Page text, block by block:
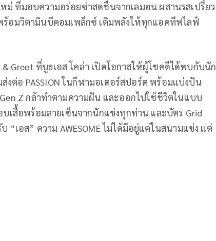
ม่ ที่มอบความอร่อยซ่าสดชื่นจากเลมอน ผสานรสเปรี้ยว
ร้อมวิตามินบีคอมเพล็กซ์ เติมพลังให้ทุกแอคทีฟไลฟ์
& Greet ที่บูธเอส โคล่า เปิดโอกาสให้ผู้โชคดีได้พบกับนัก
งต่อ PASSIONในกีฬามอเตอร์สปอร์ต พร้อมแบ่งปัน
Gen Zกล้าทำตามความฝัน และออกไปใช้ชีวิตในแบบ
เสื้อพร้อมลายเซ็นจากนักแข่งทุกท่าน และบัตร Grid
“เอส” ความ AWESOMEไม่ได้มีอยู่แค่ในสนามแข่ง แต่